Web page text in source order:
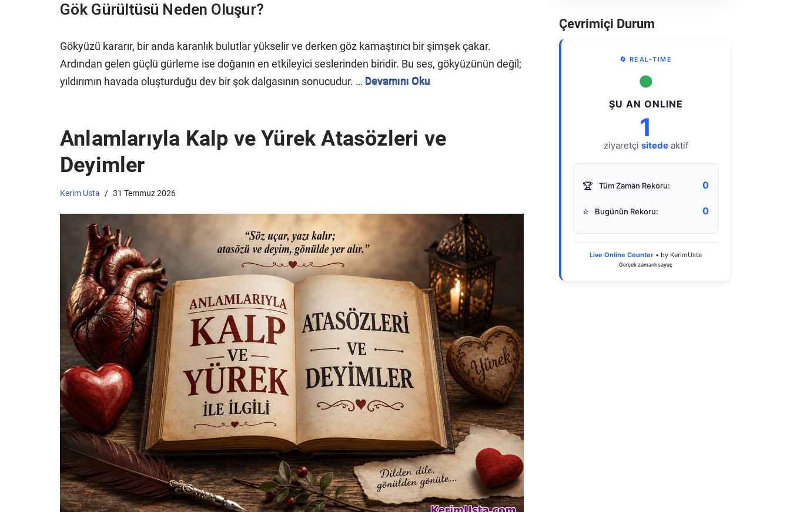
Gök Gürültüsü Neden Oluşur?
Gökyüzü kararır, bir anda karanlık bulutlar yükselir ve derken göz kamaştırıcı bir şimşek çakar.
Ardından gelen güçlü gürleme ise doğanın en etkileyici seslerinden biridir. Bu ses, gökyüzünün değil;
yıldırımın havada oluşturduğu dev bir şok dalgasının sonucudur. … Devamını Oku
Anlamlarıyla Kalp ve Yürek Atasözleri ve
Deyimler
Kerim Usta 31 Temmuz 2026
Çevrimiçi Durum
🔄 REAL-TIME
●
ŞU AN ONLINE
1
ziyaretçi sitedeaktif
🏆 Tüm Zaman Rekoru: 0
⭐ Bugünün Rekoru: 0
Live Online Counter • by KerimUsta
Gerçek zamanlı sayaç